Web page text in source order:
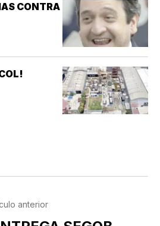
CONTRA
anterior